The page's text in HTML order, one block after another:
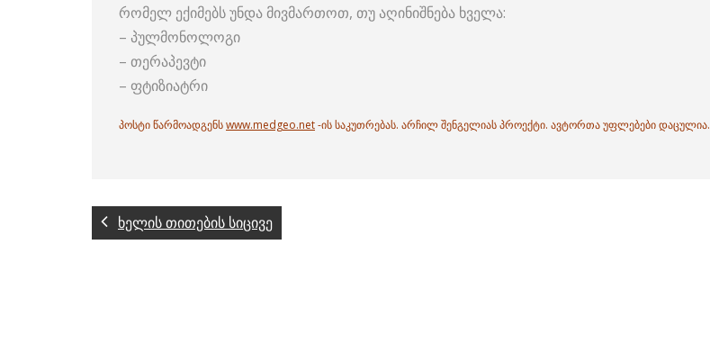
რომელ ექიმებს უნდა მივმართოთ, თუ აღინიშნება ხველა:
– პულმონოლოგი
– თერაპევტი
– ფტიზიატრი
პოსტი წარმოადგენსwww.medgeo.net-ის საკუთრებას. არჩილ შენგელიას პროექტი. ავტორთა უფლებები დაცულია.
ხელის თითების სიცივე